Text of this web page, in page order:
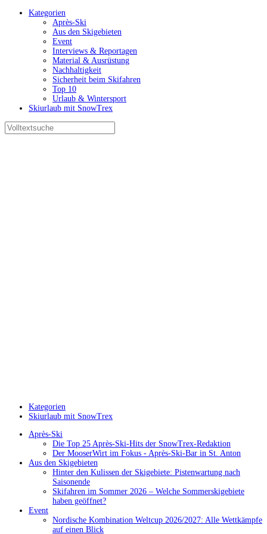
Kategorien
Après-Ski
Aus den Skigebieten
Event
Interviews & Reportagen
Material & Ausrüstung
Nachhaltigkeit
Sicherheit beim Skifahren
Top 10
Urlaub & Wintersport
Skiurlaub mit SnowTrex
Kategorien
Skiurlaub mit SnowTrex
Après-Ski
Die Top 25 Après-Ski-Hits der SnowTrex-Redaktion
Der MooserWirt im Fokus - Après-Ski-Bar in St. Anton
Aus den Skigebieten
Hinter den Kulissen der Skigebiete: Pistenwartung nach
Saisonende
Skifahren im Sommer 2026 – Welche Sommerskigebiete
haben geöffnet?
Event
Nordische Kombination Weltcup 2026/2027: Alle Wettkämpfe
auf einen Blick